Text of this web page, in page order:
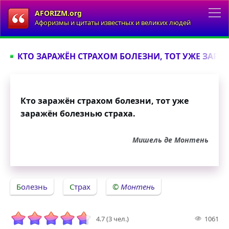
AFORIZM.org
Афоризмы и цитаты известных и великих людей
КТО ЗАРАЖЁН СТРАХОМ БОЛЕЗНИ, ТОТ УЖЕ
Кто заражён страхом болезни, тот уже
заражён болезнью страха.
Мишель де Монтень
Болезнь Страх Монтень
4.7 (3 чел.) 1061